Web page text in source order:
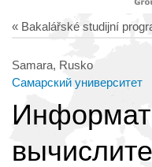
« Bakalářské studijní
Samara, Rusko
Самарский университет